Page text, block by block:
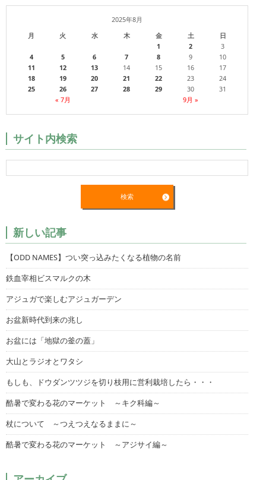
2025年8月
月
火 水 木 金 土 日
« 7月 9月 »
1 2
3
4
5 6 7 8 9
10
11
12 13 14 15 16
17
18
19 20 21 22 23
24
25
26 27 28 29 30 31
サイト内検索
新しい記事
【ODD NAMES】つい突っ込みたくなる植物の名前
鉄血宰相ビスマルクの木
アジュガで楽しむアジュガーデン
お盆新時代到来の兆し
お盆には「地獄の釜の蓋」
大山とラジオとワタシ
もしも、ドウダンツツジを切り枝用に営利栽培したら・・・
酷暑で変わる花のマーケット ～キク科編～
杖について ～つえつえなるままに～
酷暑で変わる花のマーケット ～アジサイ編～